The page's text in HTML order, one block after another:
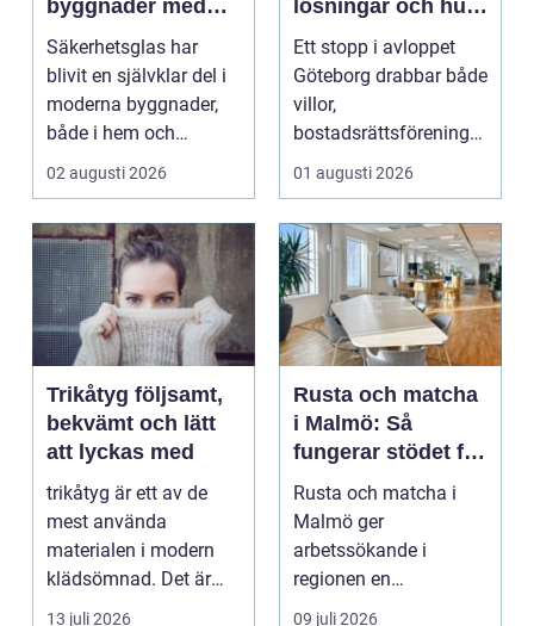
byggnader med
smarta
glaslösningar
Säkerhetsglas har
blivit en självklar del i
moderna byggnader,
både i hem och
offentliga miljöer. I ...
02 augusti 2026
lösningar och hur
problem kan
undvikas
Ett stopp i avloppet
Göteborg drabbar både
villor,
bostadsrättsföreningar
och h...
01 augusti 2026
Trikåtyg följsamt,
bekvämt och lätt
att lyckas med
trikåtyg är ett av de
mest använda
materialen i modern
klädsömnad. Det är
mjukt, elastiskt och
13 juli 2026
Rusta och matcha
i Malmö: Så
fungerar stödet för
dig som söker
jobb
Rusta och matcha i
Malmö ger
arbetssökande i
regionen en
strukturerad och
09 juli 2026